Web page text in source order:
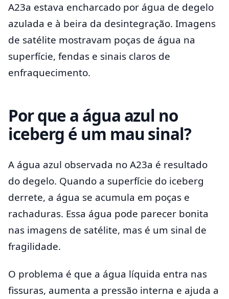
A23a estava encharcado por água de degelo
azulada e à beira da desintegração. Imagens
de satélite mostravam poças de água na
superfície, fendas e sinais claros de
enfraquecimento.
Por que a água azul no
iceberg é um mau sinal?
A água azul observada no A23a é resultado
do degelo. Quando a superfície do iceberg
derrete, a água se acumula em poças e
rachaduras. Essa água pode parecer bonita
nas imagens de satélite, mas é um sinal de
fragilidade.
O problema é que a água líquida entra nas
fissuras, aumenta a pressão interna e ajuda a